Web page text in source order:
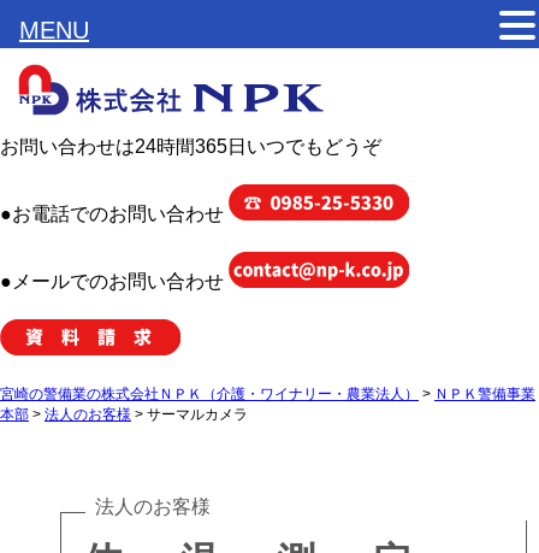
お問い合わせは24時間365日いつでもどうぞ
●お電話でのお問い合わせ
●メールでのお問い合わせ
宮崎の警備業の株式会社ＮＰＫ（介護・ワイナリー・農業法人） > ＮＰＫ警備事業
本部 > 法人のお客様 > サーマルカメラ
法人のお客様
MENU